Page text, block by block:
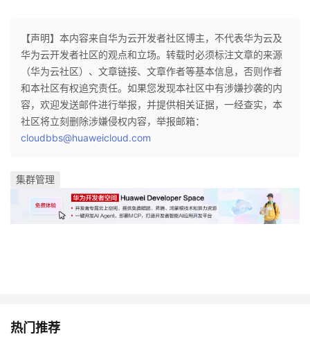
【声明】本内容来自华为云开发者社区博主，不代表华为云及
华为云开发者社区的观点和立场。转载时必须标注文章的来源
（华为云社区）、文章链接、文章作者等基本信息，否则作者
和本社区有权追究责任。如果您发现本社区中有涉嫌抄袭的内
容，欢迎发送邮件进行举报，并提供相关证据，一经查实，本
社区将立刻删除涉嫌侵权内容，举报邮箱：
cloudbbs@huaweicloud.com
集群管理
热门推荐